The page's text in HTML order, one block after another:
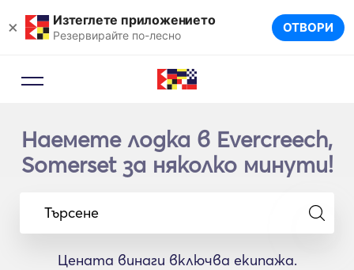
× Изтеглете приложението
Резервирайте по-лесно ОТВОРИ
Наемете лодка в Evercreech,
Somerset за няколко минути!
Търсене
Цената винаги включва екипажа.